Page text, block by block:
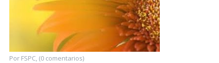
Por FSPC, (0 comentarios)